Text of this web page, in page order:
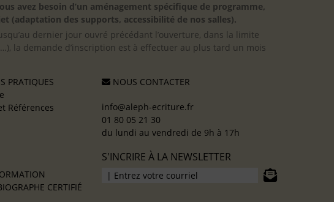
avez besoin d’un aménagement spécifique de programme,
(adaptation des supports, accessibilité de nos salles).
dernier jour ouvré précédant l’ouverture, dans la limite
la demande d’inscription est à effectuer au plus tard un mois
PRATIQUES
Références
CERTIFIÉ
NOUS CONTACTER
info@aleph-ecriture.fr
01 80 05 21 30
du lundi au vendredi de 9h à 17h
S'INCRIRE À LA NEWSLETTER